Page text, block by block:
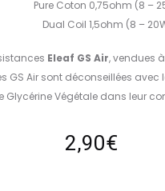
Pure Coton 0,75ohm (8 –
Dual Coil 1,5ohm (8 –
Eleaf GS Air, vendues à
GS Air sont déconseillées
Glycérine Végétale dans leur
2,90€